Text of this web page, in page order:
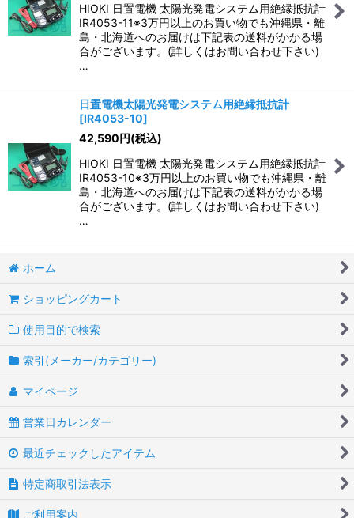
HIOKI 日置電機 太陽光発電システム用絶縁抵抗計
IR4053-11※3万円以上のお買い物でも沖縄県・離
島・北海道へのお届けは下記表の送料がかかる場
合がございます。(詳しくはお問い合わせ下さい)
…
日置電機太陽光発電システム用絶縁抵抗計
[IR4053-10]
42,590円(税込)
HIOKI 日置電機 太陽光発電システム用絶縁抵抗計
IR4053-10※3万円以上のお買い物でも沖縄県・離
島・北海道へのお届けは下記表の送料がかかる場
合がございます。(詳しくはお問い合わせ下さい)
…
ホーム
ショッピングカート
使用目的で検索
索引(メーカー/カテゴリー)
マイページ
営業日カレンダー
最近チェックしたアイテム
特定商取引法表示
ご利用案内